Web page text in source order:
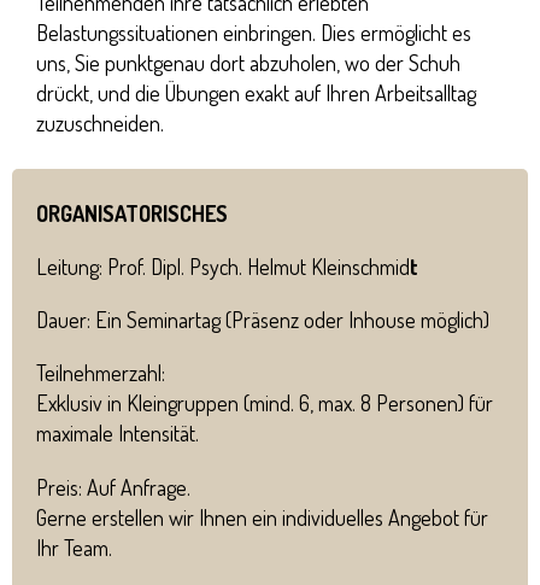
Belastungssituationen einbringen. Dies ermöglicht es
uns, Sie punktgenau dort abzuholen, wo der Schuh
drückt, und die Übungen exakt auf Ihren Arbeitsalltag
zuzuschneiden.
ORGANISATORISCHES
Leitung: Prof. Dipl. Psych. Helmut Kleinschmidt
Dauer: Ein Seminartag (Präsenz oder Inhouse möglich)
Teilnehmerzahl:
Exklusiv in Kleingruppen (mind. 6, max. 8 Personen) für
maximale Intensität.
Preis: Auf Anfrage.
Gerne erstellen wir Ihnen ein individuelles Angebot für
Ihr Team.